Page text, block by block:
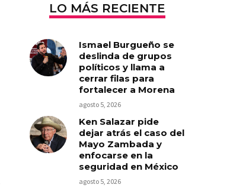
LO MÁS RECIENTE
Ismael Burgueño se
deslinda de grupos
políticos y llama a
cerrar filas para
fortalecer a Morena
agosto 5, 2026
Ken Salazar pide
dejar atrás el caso del
Mayo Zambada y
enfocarse en la
seguridad en México
agosto 5, 2026